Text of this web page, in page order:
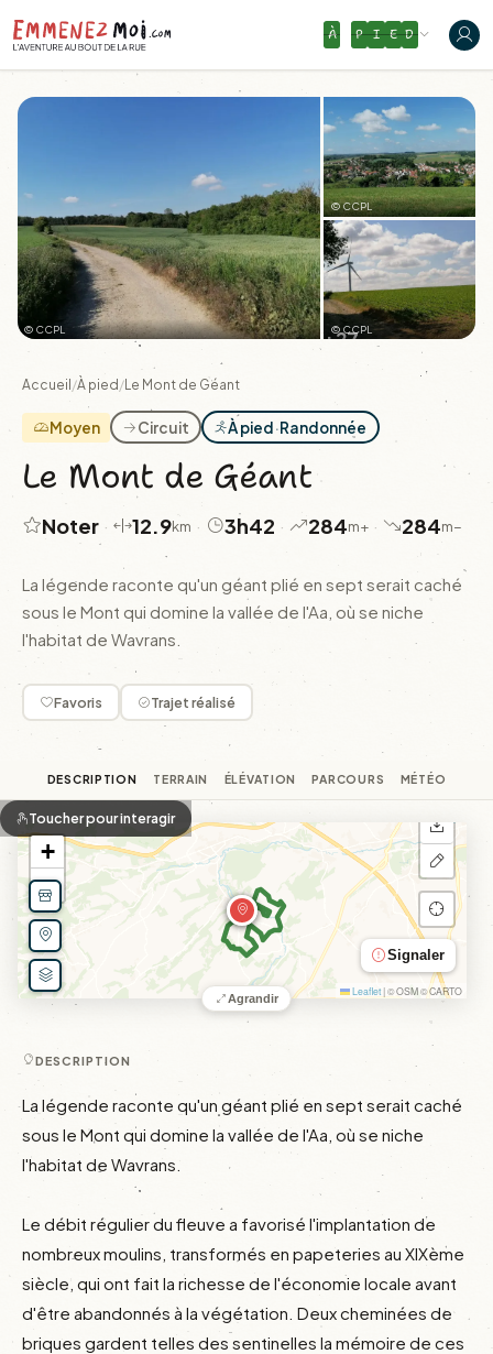
À P I E D
© CCPL
© CCPL
+27
© CCPL
Accueil /À pied /Le Mont de Géant
Moyen Circuit À pied·Randonnée
Le Mont de Géant
Noter · 12.9km · 3h42 · 284m+ · 284m−
La légende raconte qu'un géant plié en sept serait caché
sous le Mont qui domine la vallée de l'Aa, où se niche
l'habitat de Wavrans.
Favoris Trajet réalisé
DESCRIPTION TERRAIN ÉLÉVATION PARCOURS MÉTÉO
+
−
Signaler
Leaflet |© OSM © CARTO
Toucher pour interagir
Agrandir
DESCRIPTION
La légende raconte qu'un géant plié en sept serait caché
sous le Mont qui domine la vallée de l'Aa, où se niche
l'habitat de Wavrans.
Le débit régulier du fleuve a favorisé l'implantation de
nombreux moulins, transformés en papeteries au XIXème
siècle, qui ont fait la richesse de l'économie locale avant
d'être abandonnés à la végétation. Deux cheminées de
briques gardent telles des sentinelles la mémoire de ces